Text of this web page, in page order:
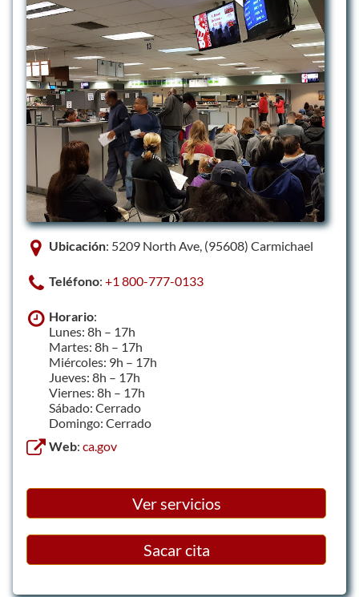
Ubicación: 5209 North Ave, (95608) Carmichael
Teléfono: +1 800-777-0133
Horario:
Lunes: 8h – 17h
Martes: 8h – 17h
Miércoles: 9h – 17h
Jueves: 8h – 17h
Viernes: 8h – 17h
Sábado: Cerrado
Domingo: Cerrado
Web: ca.gov
Ver servicios
Sacar cita